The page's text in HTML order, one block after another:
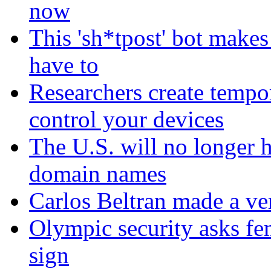
now
This 'sh*tpost' bot
have to
Researchers create
control your devices
The U.S. will no longer
domain names
Carlos Beltran made a
Olympic security asks
sign